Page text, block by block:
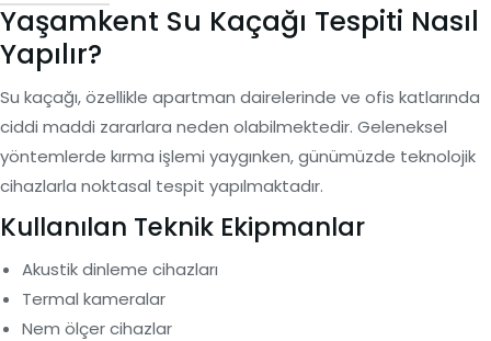
Yaşamkent Su Kaçağı Tespiti Nasıl
Yapılır?
Su kaçağı, özellikle apartman dairelerinde ve ofis katlarında
ciddi maddi zararlara neden olabilmektedir. Geleneksel
yöntemlerde kırma işlemi yaygınken, günümüzde teknolojik
cihazlarla noktasal tespit yapılmaktadır.
Kullanılan Teknik Ekipmanlar
Akustik dinleme cihazları
Termal kameralar
Nem ölçer cihazlar